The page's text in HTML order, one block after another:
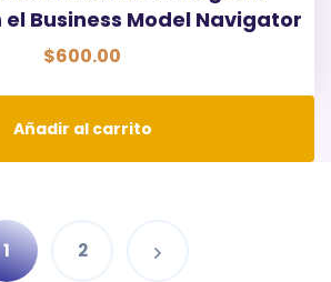
Business Model Navigator
$600.00
Añadir al carrito
1 2